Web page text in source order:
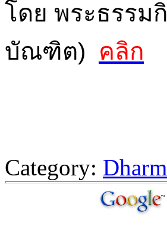
โดย พระธรรม
บัณฑิต) คลิก
Category: